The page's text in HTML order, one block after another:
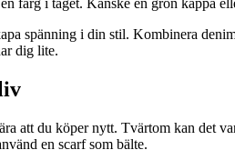
färg i taget. Kanske en grön kappa
spänning i din stil. Kombinera
dig lite.
att du köper nytt. Tvärtom kan det
en scarf som bälte.